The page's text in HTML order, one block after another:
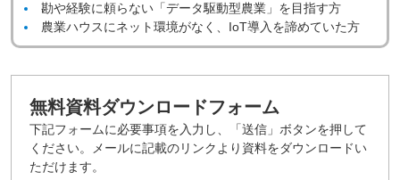
勘や経験に頼らない「データ駆動型農業」を目指す方
農業ハウスにネット環境がなく、IoT導入を諦めていた方
無料資料ダウンロードフォーム
下記フォームに必要事項を入力し、「送信」ボタンを押して
ください。メールに記載のリンクより資料をダウンロードい
ただけます。